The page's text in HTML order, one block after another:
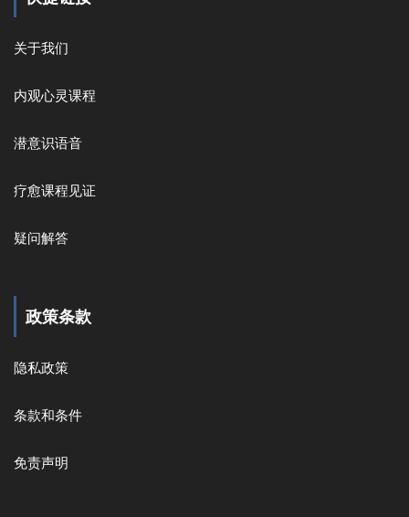
关于我们
内观心灵课程
潜意识语音
疗愈课程见证
疑问解答
政策条款
隐私政策
条款和条件
免责声明